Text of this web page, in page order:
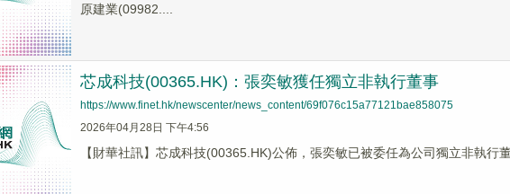
原建業(09982....
芯成科技(00365.HK)：張奕敏獲任獨立非執行董事
https://www.finet.hk/newscenter/news_content/69f076c15a77121bae858075
2026年04月28日 下午4:56
【財華社訊】芯成科技(00365.HK)公佈，張奕敏已被委任為公司獨立非執行